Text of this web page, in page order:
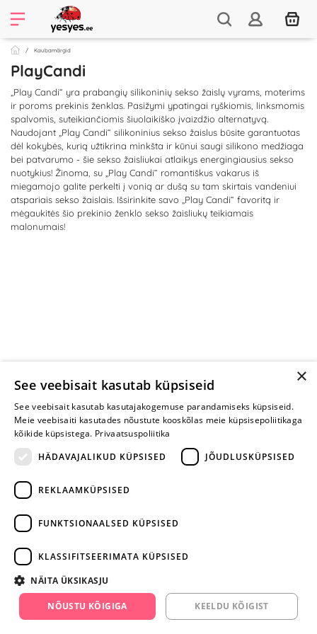
Kaubamärgid
PlayCandi
„Play Candi“ yra prabangių silikoninių sekso žaislų vyrams, moterims
ir poroms prekinis ženklas. Pasižymi ypatingai ryškiomis, linksmomis
spalvomis, suteikiančiomis šiuolaikiško įvaizdžio alternatyvą.
Naudojant „Play Candi“ silikoninius sekso žaislus būsite garantuotas
dėl kokybės, kurią užtikrina minkšta ir kūnui saugi silikono medžiaga
bei patvarumo - šie sekso žaisliukai atlaikys energingiausius sekso
nuotykius! Žinoma, su „Play Candi“ romantiškus vakarus iš
miegamojo galite perkelti į vonią ar dušą su tam skirtais vandeniui
atspariais sekso žaislais. Išsirinkite savo „Play Candi“ favoritą ir
mėgaukitės šio prekinio ženklo sekso žaisliukų teikiamais
malonumais!
facebook.com/yesyes.ee
Instagram/yesyes.ee
×
See veebisait kasutab küpsiseid
See veebisait kasutab kasutajakogemuse parandamiseks küpsiseid.
Meie veebisaiti kasutades nõustute kooskõlas meie küpsisepoliitikaga
kõikide küpsistega. Privaatsuspoliitika
HÄDAVAJALIKUD KÜPSISED
JÕUDLUSKÜPSISED
REKLAAMKÜPSISED
FUNKTSIONAALSED KÜPSISED
KLASSIFITSEERIMATA KÜPSISED
NÄITA ÜKSIKASJU
NÕUSTU KÕIGIGA KEELDU KÕIGIST